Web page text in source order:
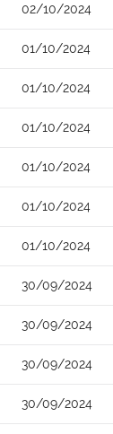
02/10/2024
01/10/2024
01/10/2024
01/10/2024
01/10/2024
01/10/2024
01/10/2024
30/09/2024
30/09/2024
30/09/2024
30/09/2024